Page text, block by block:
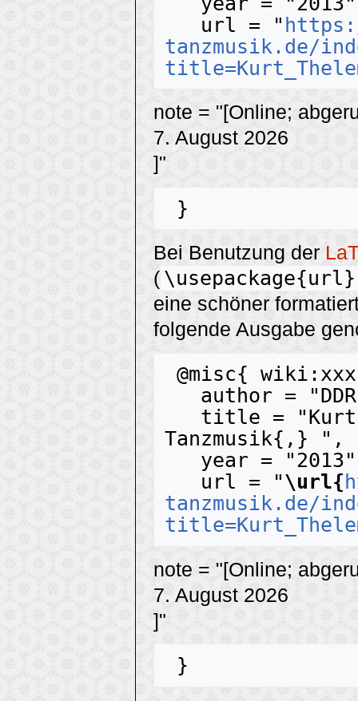
   url = "
tanzmusik.de/
note = "[Online;
7. August 2026
]"
Bei Benutzung der
( \usepackage{url}
eine schöner
folgende Ausgabe
Tanzmusik{,} ",
   url = "
\url{
tanzmusik.de/
note = "[Online;
7. August 2026
]"